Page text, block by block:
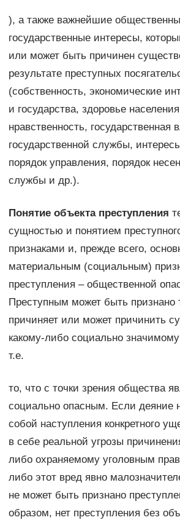
), а также важнейшие
государственные интересы,
или может быть причинен
результате преступных
(собственность, экономические
и государства, здоровье
нравственность, государственная
государственной службы,
порядок управления, порядок
службы и др.).
Понятие объекта преступления
сущностью и понятием
признаками и, прежде всего,
материальным (социальным)
преступления – общественной
Преступным может быть признано
причиняет или может причинить
какому-либо социально значимому
т.е.
то, что с точки зрения общества
социально опасным. Если деяние
собой наступления конкретного
в себе реальной угрозы
либо охраняемому уголовным
либо этот вред явно
не может быть признано
образом, нет преступления без